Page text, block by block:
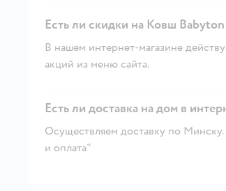
Есть ли скидки на Ковш Babyton
В нашем интернет-магазине
акций из меню сайта.
Есть ли доставка на дом в
Осуществляем доставку по
и оплата"